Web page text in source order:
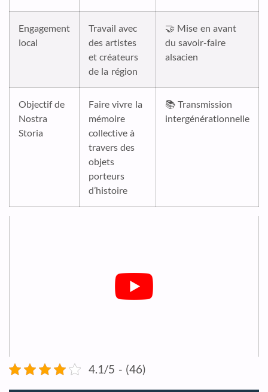
Engagement
local
Travail avec
des artistes
et créateurs
de la région
🤝 Mise en avant
du savoir-faire
alsacien
Objectif de
Nostra
Storia
Faire vivre la
mémoire
collective à
travers des
objets
porteurs
d’histoire
📚 Transmission
intergénérationnelle
4.1/5 - (46)